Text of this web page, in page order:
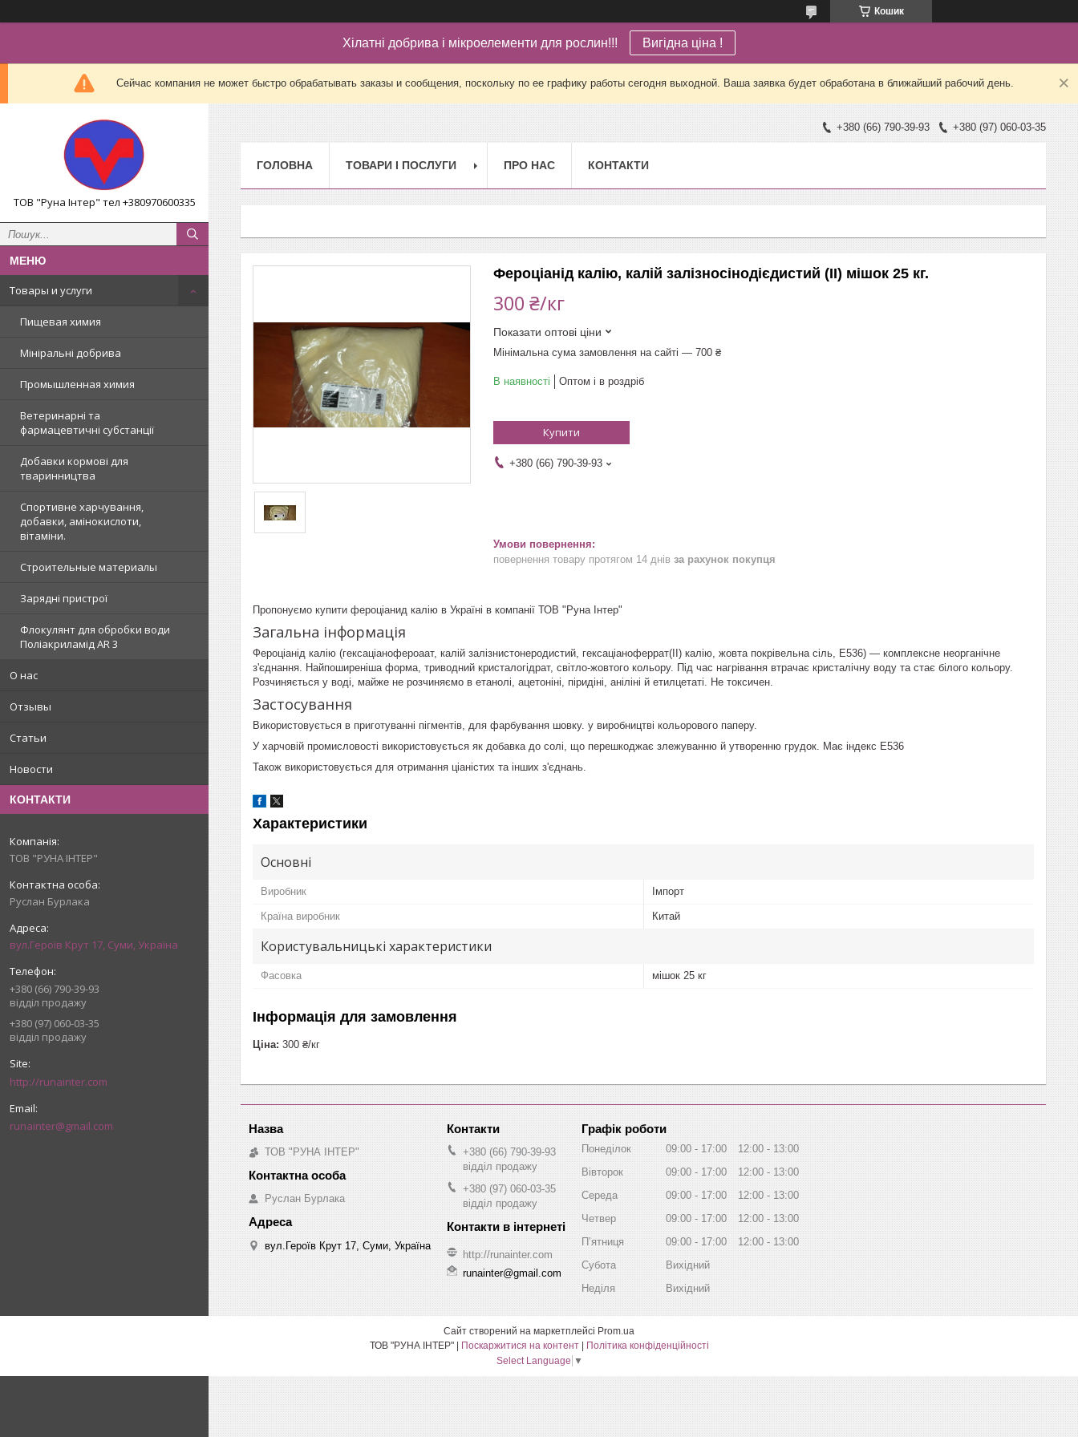
Кошик
Хілатні добрива і мікроелементи для рослин!!! Вигідна ціна !
Сейчас компания не может быстро обрабатывать заказы и сообщения, поскольку по ее графику работы сегодня выходной. Ваша заявка будет обработана в ближайший рабочий день.
ТОВ "Руна Інтер" тел +380970600335
Товары и услуги
Пищевая химия
Мініральні добрива
Промышленная химия
Ветеринарні та
фармацевтичні субстанції
Добавки кормові для
тваринництва
Спортивне харчування,
добавки, амінокислоти,
вітаміни.
Строительные материалы
Зарядні пристрої
Флокулянт для обробки води
Поліакриламід AR 3
О нас
Отзывы
Статьи
Новости
КОНТАКТИ
ТОВ "РУНА ІНТЕР"
Руслан Бурлака
вул.Героїв Крут 17, Суми, Україна
+380 (66) 790-39-93
відділ продажу
+380 (97) 060-03-35
відділ продажу
http://runainter.com
runainter@gmail.com
+380 (66) 790-39-93 +380 (97) 060-03-35
ГОЛОВНА ТОВАРИ І ПОСЛУГИ ПРО НАС КОНТАКТИ
Фероціанід калію, калій залізносінодієдистий (II) мішок 25 кг.
300 ₴/кг
Показати оптові ціни
Мінімальна сума замовлення на сайті — 700 ₴
В наявності Оптом і в роздріб
Купити
+380 (66) 790-39-93
повернення товару протягом 14 днів за рахунок покупця
Пропонуємо купити фероціанид калію в Україні в компанії ТОВ "Руна Інтер"
Загальна інформація
Фероціанід калію (гексаціанофероаат, калій залізнистонеродистий, гексаціаноферрат(II) калію, жовта покрівельна сіль, Е536) — комплексне неорганічне
з'єднання. Найпоширеніша форма, триводний кристалогідрат, світло-жовтого кольору. Під час нагрівання втрачає кристалічну воду та стає білого кольору.
Розчиняється у воді, майже не розчиняємо в етанолі, ацетоніні, піридіні, аніліні й етилцетаті. Не токсичен.
Застосування
Використовується в приготуванні пігментів, для фарбування шовку. у виробництві кольорового паперу.
У харчовій промисловості використовується як добавка до солі, що перешкоджає злежуванню й утворенню грудок. Має індекс Е536
Також використовується для отримання ціаністих та інших з'єднань.
Характеристики
Основні
Виробник Імпорт
Країна виробник Китай
Користувальницькі характеристики
Фасовка мішок 25 кг
Інформація для замовлення
Ціна: 300 ₴/кг
ТОВ "РУНА ІНТЕР"
Руслан Бурлака
вул.Героїв Крут 17, Суми, Україна
+380 (66) 790-39-93
відділ продажу
+380 (97) 060-03-35
відділ продажу
http://runainter.com
runainter@gmail.com
Графік роботи
Понеділок 09:00 17:00 12:00
13:00
Вівторок
09:00 17:00 12:00
13:00
Середа
09:00 17:00 12:00
13:00
Четвер
09:00 17:00 12:00
13:00
Пʼятниця
09:00 17:00 12:00
13:00
Субота
Вихідний
Неділя
Вихідний
Сайт створений на маркетплейсі Prom.ua
Поскаржитися на контент
Політика конфіденційності
Select Language ▼